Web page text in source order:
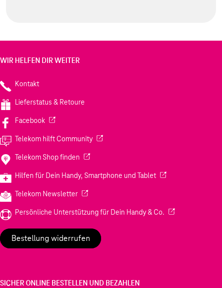
WIR HELFEN DIR WEITER
Kontakt
Lieferstatus & Retoure
Facebook(Wird in einem neuen Tab geöffnet)
Telekom hilft Community(Wird in einem neuen Tab geöffnet)
Telekom Shop finden (Wird in einem neuen Tab geöffnet)
Hilfen für Dein Handy, Smartphone und Tablet(Wird in einem
Telekom Newsletter(Wird in einem neuen Tab geöffnet)
Persönliche Unterstützung für Dein Handy & Co. (Wird in einem
Bestellung widerrufen
SICHER ONLINE BESTELLEN UND BEZAHLEN